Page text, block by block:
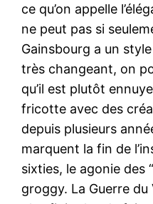
ce qu’on appelle
ne peut pas si
Gainsbourg a un
très changeant, on
qu’il est plutôt
fricotte avec des
depuis plusieurs
marquent la fin de
sixties, le agonie des
groggy. La Guerre